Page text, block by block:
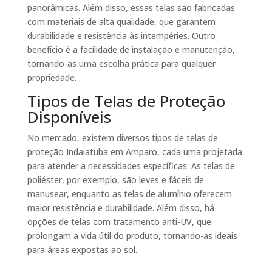
panorâmicas. Além disso, essas telas são fabricadas
com materiais de alta qualidade, que garantem
durabilidade e resistência às intempéries. Outro
benefício é a facilidade de instalação e manutenção,
tornando-as uma escolha prática para qualquer
propriedade.
Tipos de Telas de Proteção
Disponíveis
No mercado, existem diversos tipos de telas de
proteção Indaiatuba em Amparo, cada uma projetada
para atender a necessidades específicas. As telas de
poliéster, por exemplo, são leves e fáceis de
manusear, enquanto as telas de alumínio oferecem
maior resistência e durabilidade. Além disso, há
opções de telas com tratamento anti-UV, que
prolongam a vida útil do produto, tornando-as ideais
para áreas expostas ao sol.